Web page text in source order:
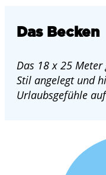
Das Becken
Das 18 x 25
Stil angelegt und
Urlaubsgefühle